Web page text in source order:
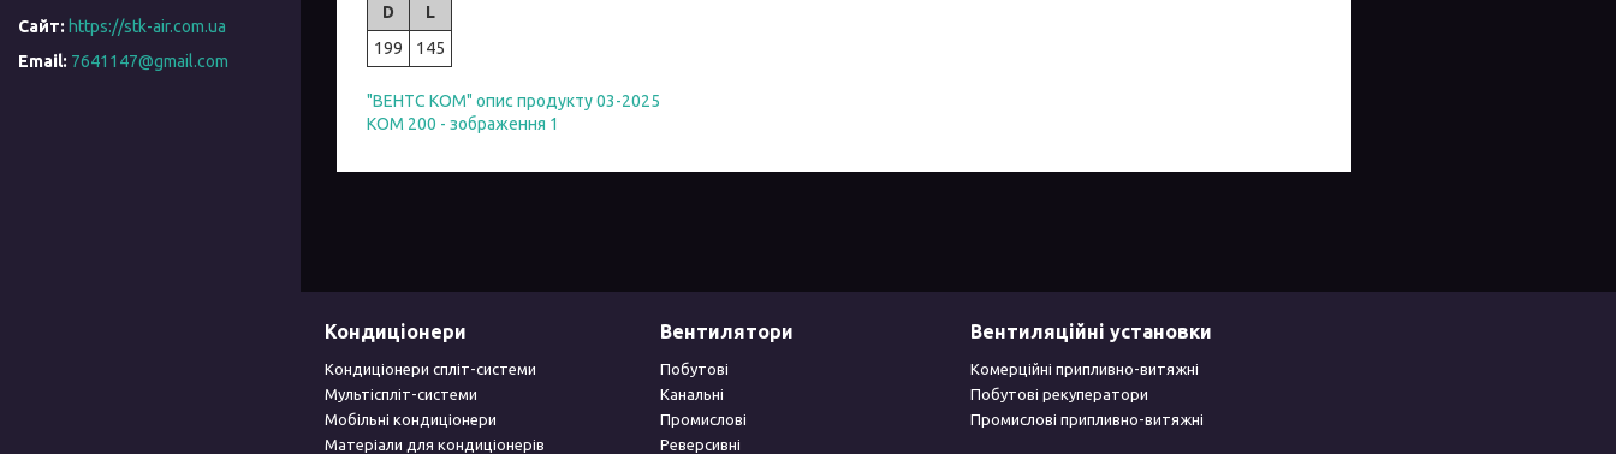
D
L
199
145
"ВЕНТС KOM" опис продукту 03-2025
КОМ 200 - зображення 1
https://stk-air.com.ua
7641147@gmail.com
Кондиціонери
Кондиціонери спліт-системи
Мультіспліт-системи
Мобільні кондиціонери
Матеріали для кондиціонерів
Вентилятори
Побутові
Канальні
Промислові
Реверсивні
Вентиляційні установки
Комерційні припливно-витяжні
Побутові рекуператори
Промислові припливно-витяжні